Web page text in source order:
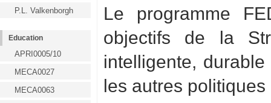
P.L. Valkenborgh
Education
APRI0005/10
MECA0027
MECA0063
Le programme
objectifs de la
intelligente,
les autres